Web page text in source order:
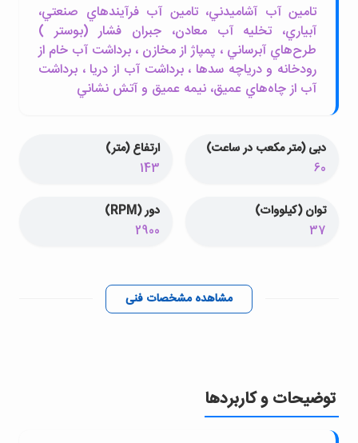
تامين آب آشاميدني، تامين آب فرآيندهاي صنعتي،
آبياري، تخليه آب معادن، جبران فشار (بوستر )
طرح‌هاي آبرساني ، پمپاژ از مخازن ، برداشت آب خام از
رودخانه و درياچه سدها ، برداشت آب از دريا ، برداشت
آب از چاه‌هاي عميق، نيمه عميق و آتش نشاني
دبی (متر مکعب در ساعت)
60
ارتفاع (متر)
143
توان (کیلووات)
37
دور (RPM)
2900
مشاهده مشخصات فنی
توضیحات و کاربردها